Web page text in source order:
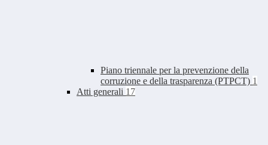
Piano triennale per la prevenzione della
corruzione e della trasparenza (PTPCT) 1
Atti generali 17